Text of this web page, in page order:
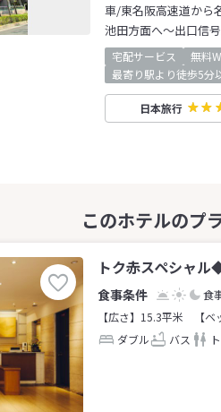
車/東名阪高速道から
池田方面へ～出口信
宅配サービス 無料
最寄り駅より徒歩5分
日本旅行
トク赤スペシャ
食
【広さ】15.3平米
【
ダブル
バス